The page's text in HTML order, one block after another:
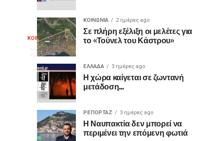
ΚΟΙΝΩΝΙΑ
7
ώρες
ago
Θερμό
χειροκρότημα
για
τον
«Ίωνα»
Με
μεγάλη
επιτυχία
πραγματοποιήθηκε
την
Τετάρτη,
Αυγούστου
2026,
Μπότσαρη
διακεκριμένος
κιθαριστής
Δημήτρης
Σουκαράς
Ναύπακτο
2026 ΚΟΙΝΩΝΙΑ 2 ημέρες ago
Σε πλήρη εξέλιξη οι μελέτες για
το «Τούνελ του Κάστρου»
ΕΛΛΑΔΑ 3 ημέρες ago
Η χώρα καίγεται σε ζωντανή
μετάδοση…
ΡΕΠΟΡΤΑΖ 3 ημέρες ago
Η Ναυπακτία δεν μπορεί να
περιμένει την επόμενη φωτιά